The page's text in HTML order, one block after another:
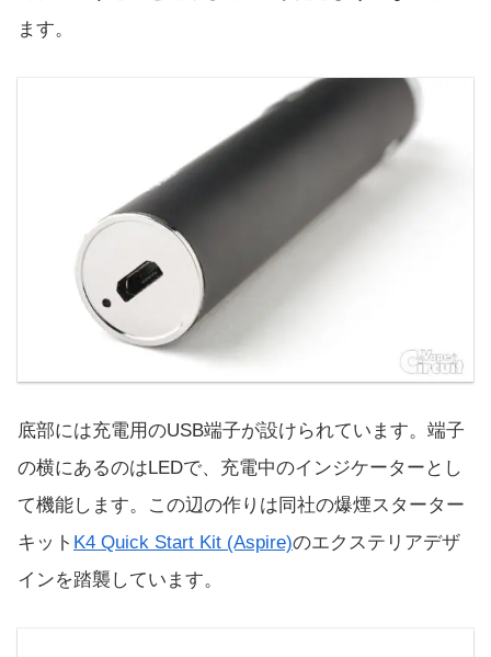
ます。
底部には充電用のUSB端子が設けられています。端子
の横にあるのはLEDで、充電中のインジケーターとし
て機能します。この辺の作りは同社の爆煙スターター
キット K4 Quick Start Kit (Aspire)のエクステリアデザ
インを踏襲しています。